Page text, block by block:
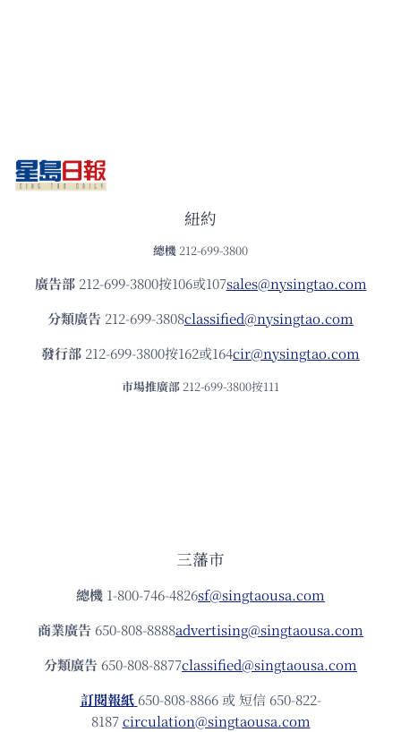
紐約
總機 212-699-3800
廣告部212-699-3800按106或107sales@nysingtao.com
分類廣告 212-699-3808classified@nysingtao.com
發⾏部 212-699-3800按162或164cir@nysingtao.com
市場推廣部 212-699-3800按111
三藩市
總機 1-800-746-4826sf@singtaousa.com
商業廣告 650-808-8888advertising@singtaousa.com
分類廣告 650-808-8877classified@singtaousa.com
訂閱報紙 650-808-8866 或 短信 650-822-
8187circulation@singtaousa.com